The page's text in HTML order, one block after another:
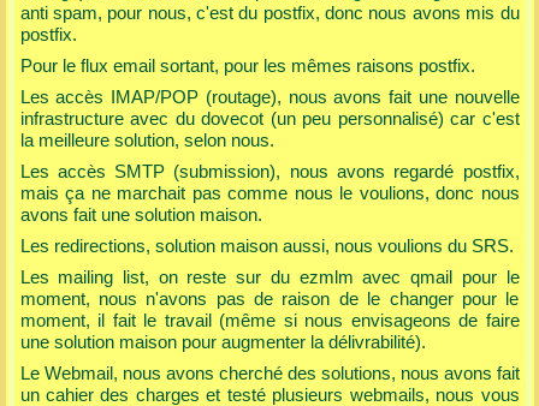
anti spam, pour nous, c'est du postfix, donc nous avons mis du
postfix.
Pour le flux email sortant, pour les mêmes raisons postfix.
Les accès IMAP/POP (routage), nous avons fait une nouvelle
infrastructure avec du dovecot (un peu personnalisé) car c'est
la meilleure solution, selon nous.
Les accès SMTP (submission), nous avons regardé postfix,
mais ça ne marchait pas comme nous le voulions, donc nous
avons fait une solution maison.
Les redirections, solution maison aussi, nous voulions du SRS.
Les mailing list, on reste sur du ezmlm avec qmail pour le
moment, nous n'avons pas de raison de le changer pour le
moment, il fait le travail (même si nous envisageons de faire
une solution maison pour augmenter la délivrabilité).
Le Webmail, nous avons cherché des solutions, nous avons fait
un cahier des charges et testé plusieurs webmails, nous vous